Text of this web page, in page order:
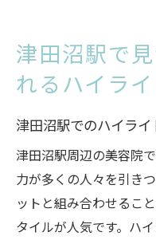
津田沼駅で
れるハイラ
津田沼駅でのハイラ
津田沼駅周辺の美容院
力が多くの人々を引き
ットと組み合わせるこ
タイルが人気です。ハ